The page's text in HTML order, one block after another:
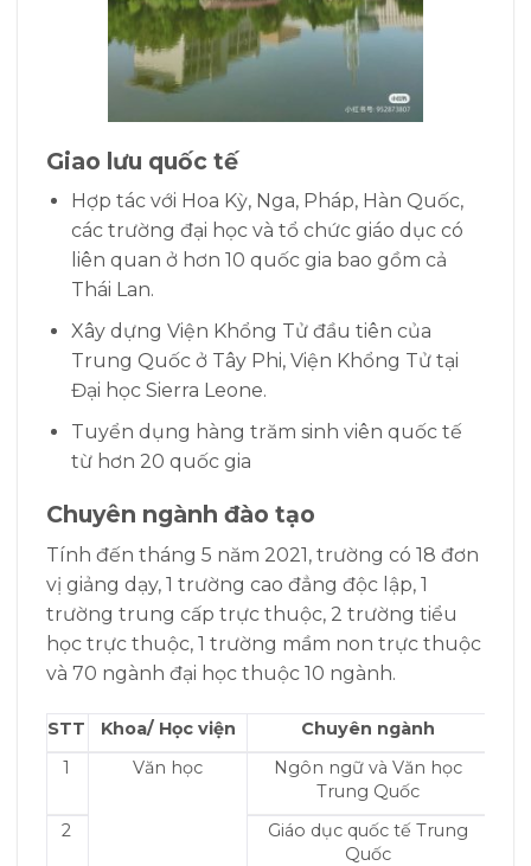
Giao lưu quốc tế
Hợp tác với Hoa Kỳ, Nga, Pháp, Hàn Quốc,
các trường đại học và tổ chức giáo dục có
liên quan ở hơn 10 quốc gia bao gồm cả
Thái Lan.
Xây dựng Viện Khổng Tử đầu tiên của
Trung Quốc ở Tây Phi, Viện Khổng Tử tại
Đại học Sierra Leone.
Tuyển dụng hàng trăm sinh viên quốc tế
từ hơn 20 quốc gia
Chuyên ngành đào tạo
Tính đến tháng 5 năm 2021, trường có 18 đơn
vị giảng dạy, 1 trường cao đẳng độc lập, 1
trường trung cấp trực thuộc, 2 trường tiểu
học trực thuộc, 1 trường mầm non trực thuộc
và 70 ngành đại học thuộc 10 ngành.
STT Khoa/ Học viện
Chuyên ngành
1
Văn học
Ngôn ngữ và Văn học
Trung Quốc
2
Giáo dục quốc tế Trung
Quốc